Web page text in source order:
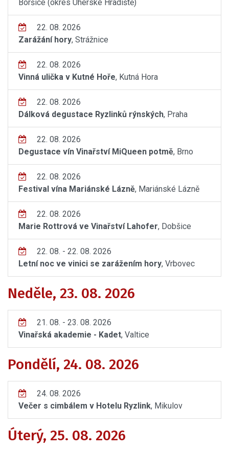
Boršice (okres Uherské Hradiště)
22. 08. 2026
Zarážání hory, Strážnice
22. 08. 2026
Vinná ulička v Kutné Hoře, Kutná Hora
22. 08. 2026
Dálková degustace Ryzlinků rýnských, Praha
22. 08. 2026
Degustace vín Vinařství MiQueen potmě, Brno
22. 08. 2026
Festival vína Mariánské Lázně, Mariánské Lázně
22. 08. 2026
Marie Rottrová ve Vinařství Lahofer, Dobšice
22. 08. - 22. 08. 2026
Letní noc ve vinici se zarážením hory, Vrbovec
Neděle, 23. 08. 2026
21. 08. - 23. 08. 2026
Vinařská akademie - Kadet, Valtice
Pondělí, 24. 08. 2026
24. 08. 2026
Večer s cimbálem v Hotelu Ryzlink, Mikulov
Úterý, 25. 08. 2026